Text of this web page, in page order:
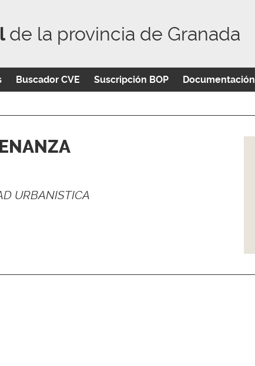
de la provincia de Granada
Buscador CVE Suscripción BOP Documentación
URBANISTICA